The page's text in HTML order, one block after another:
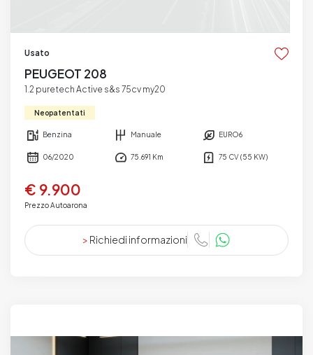
Usato
PEUGEOT 208
1.2 puretech Active s&s 75cv my20
Neopatentati
Benzina Manuale EURO6
06/2020 75.691 Km 75 CV (55 KW)
€ 9.900
Prezzo Autoarona
> Richiedi informazioni